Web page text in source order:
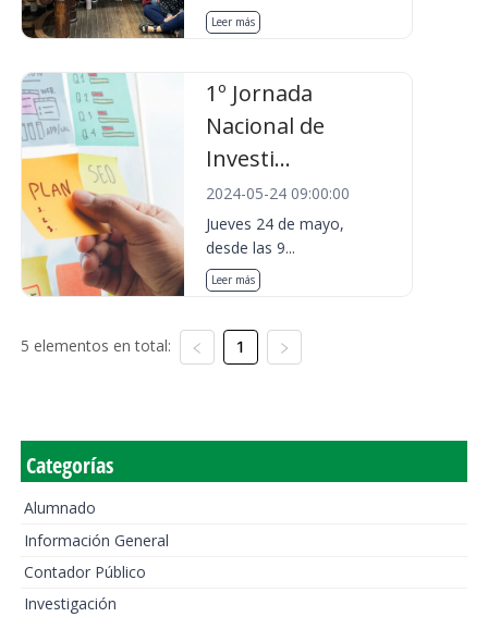
Leer más
1º Jornada
Nacional de
Investi...
2024-05-24 09:00:00
Jueves 24 de mayo,
desde las 9...
Leer más
5 elementos en total: 1
Categorías
Alumnado
Información General
Contador Público
Investigación